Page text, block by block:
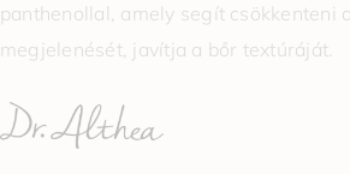
panthenollal, amely segít csökkenteni
megjelenését, javítja a bőr textúráját.